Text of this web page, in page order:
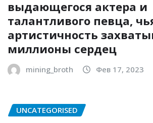
выдающегося актера и
талантливого певца,
артистичность
миллионы сердец
mining_broth Фев 17, 2023
UNCATEGORISED